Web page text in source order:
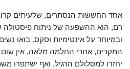
אחד החששות הנסתרים, שלעיתים
רם, הוא ההשפעה של ניתוח פיסטולה
ובמיוחד על אינטימיות וסקס. בואו
המקרים, אחרי החלמה מלאה, אין
יחזרו למסלולם הרגיל, ואף ישתפרו